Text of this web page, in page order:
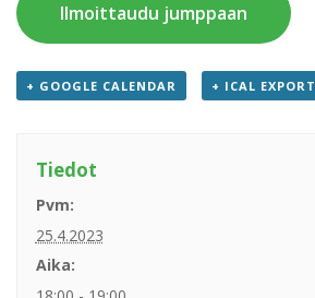
Ilmoittaudu jumppaan
+ GOOGLE CALENDAR + ICAL EXPORT
Tiedot
Pvm:
25.4.2023
Aika: